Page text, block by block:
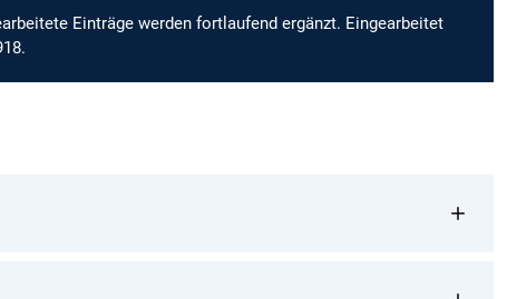
Einträge werden fortlaufend ergänzt. Eingearbeitet